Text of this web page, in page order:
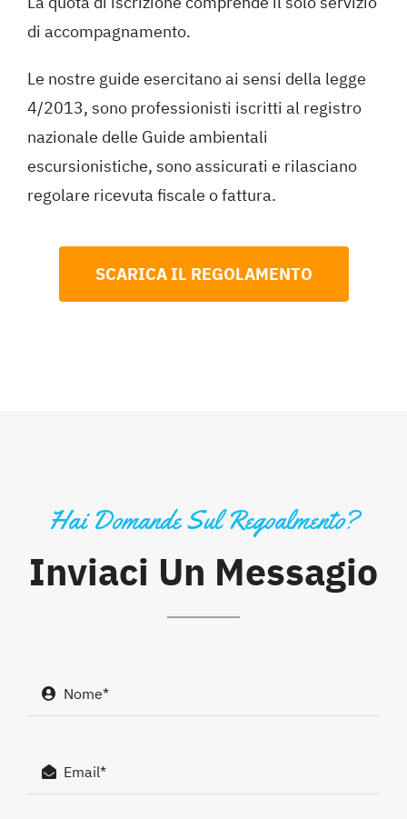
di accompagnamento.
Le nostre guide esercitano ai sensi della legge
4/2013, sono professionisti iscritti al registro
nazionale delle Guide ambientali
escursionistiche, sono assicurati e rilasciano
regolare ricevuta fiscale o fattura.
SCARICA IL REGOLAMENTO
Hai Domande Sul Regoalmento?
Inviaci Un Messagio